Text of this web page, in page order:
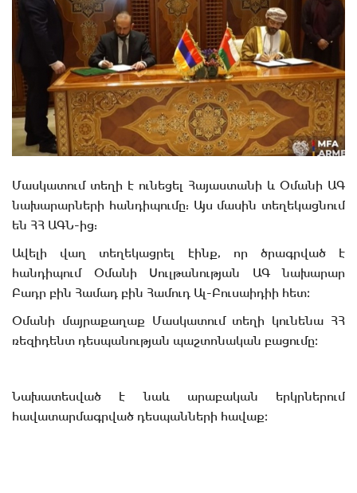
Մասկատում տեղի է ունեցել Հայաստանի և Օմանի ԱԳ
նախարարների հանդիպումը: Այս մասին տեղեկացնում
են ՀՀ ԱԳՆ-ից:
Ավելի վաղ տեղեկացրել էինք, որ ծրագրված է
հանդիպում Օմանի Սուլթանության ԱԳ նախարար
Բադր բին Համադ բին Համուդ Ալ-Բուսաիդիի հետ։
Օմանի մայրաքաղաք Մասկատում տեղի կունենա ՀՀ
ռեզիդենտ դեսպանության պաշտոնական բացումը։
Նախատեսված է նաև արաբական երկրներում
հավատարմագրված դեսպանների հավաք։